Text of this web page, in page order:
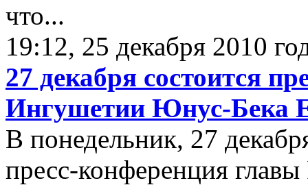
что...
19:12, 25 декабря 2010
27 декабря состоится
Ингушетии Юнус-Бека
В понедельник, 27
пресс-конференция